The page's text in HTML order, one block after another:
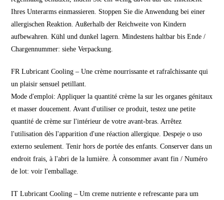
Ihres Unterarms einmassieren. Stoppen Sie die Anwendung bei einer
allergischen Reaktion. Außerhalb der Reichweite von Kindern
aufbewahren. Kühl und dunkel lagern. Mindestens haltbar bis Ende /
Chargennummer: siehe Verpackung.
FR Lubricant Cooling – Une crème nourrissante et rafraîchissante qui
un plaisir sensuel petillant.
Mode d'emploi: Appliquer la quantité crème la sur les organes génitaux
et masser doucement. Avant d'utiliser ce produit, testez une petite
quantité de crème sur l'intérieur de votre avant-bras. Arrêtez
l'utilisation dès l'apparition d'une réaction allergique. Despeje o uso
externo seulement. Tenir hors de portée des enfants. Conserver dans un
endroit frais, à l'abri de la lumière. À consommer avant fin / Numéro
de lot: voir l'emballage.
IT Lubricant Cooling – Um creme nutriente e refrescante para um